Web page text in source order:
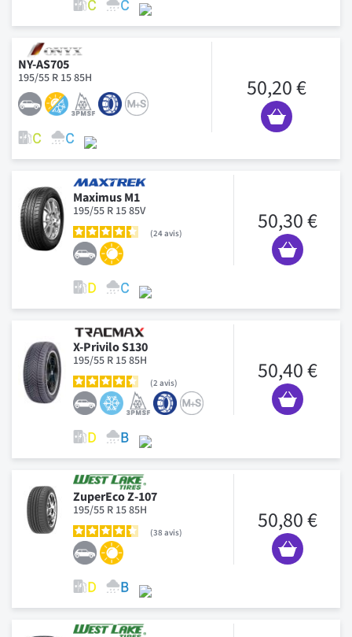
NY-AS705
195/55 R 15 85H 50,20 €
Maximus M1
195/55 R 15 85V
24avis 50,30 €
X-Privilo S130
195/55 R 15 85H
2 avis 50,40 €
ZuperEco Z-107
195/55 R 15 85H
38 avis 50,80 €